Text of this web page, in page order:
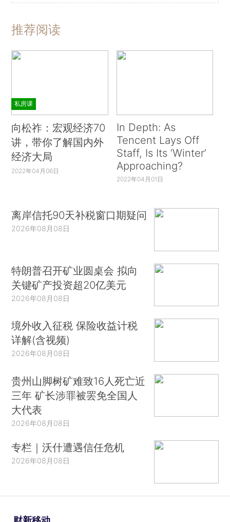
推荐阅读
私房课
向松祚：宏观经济70
讲，带你了解国内外
经济大局
2022年04月06日
In Depth: As
Tencent Lays Off
Staff, Is Its ‘Winter’
Approaching?
2022年04月01日
离岸信托90天补税窗口期疑问
2026年08月08日
特朗普召开矿业圆桌会 拟向
关键矿产投资超20亿美元
2026年08月08日
境外收入征税 保险收益计税
详解(含视频)
2026年08月08日
贵州山脚树矿难致16人死亡近
三年 矿长涉罪被罢免全国人
大代表
2026年08月08日
专栏｜沃什遭遇信任危机
2026年08月08日